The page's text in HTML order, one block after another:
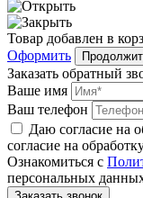
Товар добавлен в
Оформить
Заказать обратный
Ваше имя
Ваш телефон
Даю согласие на
согласие на
Ознакомиться с
персональных